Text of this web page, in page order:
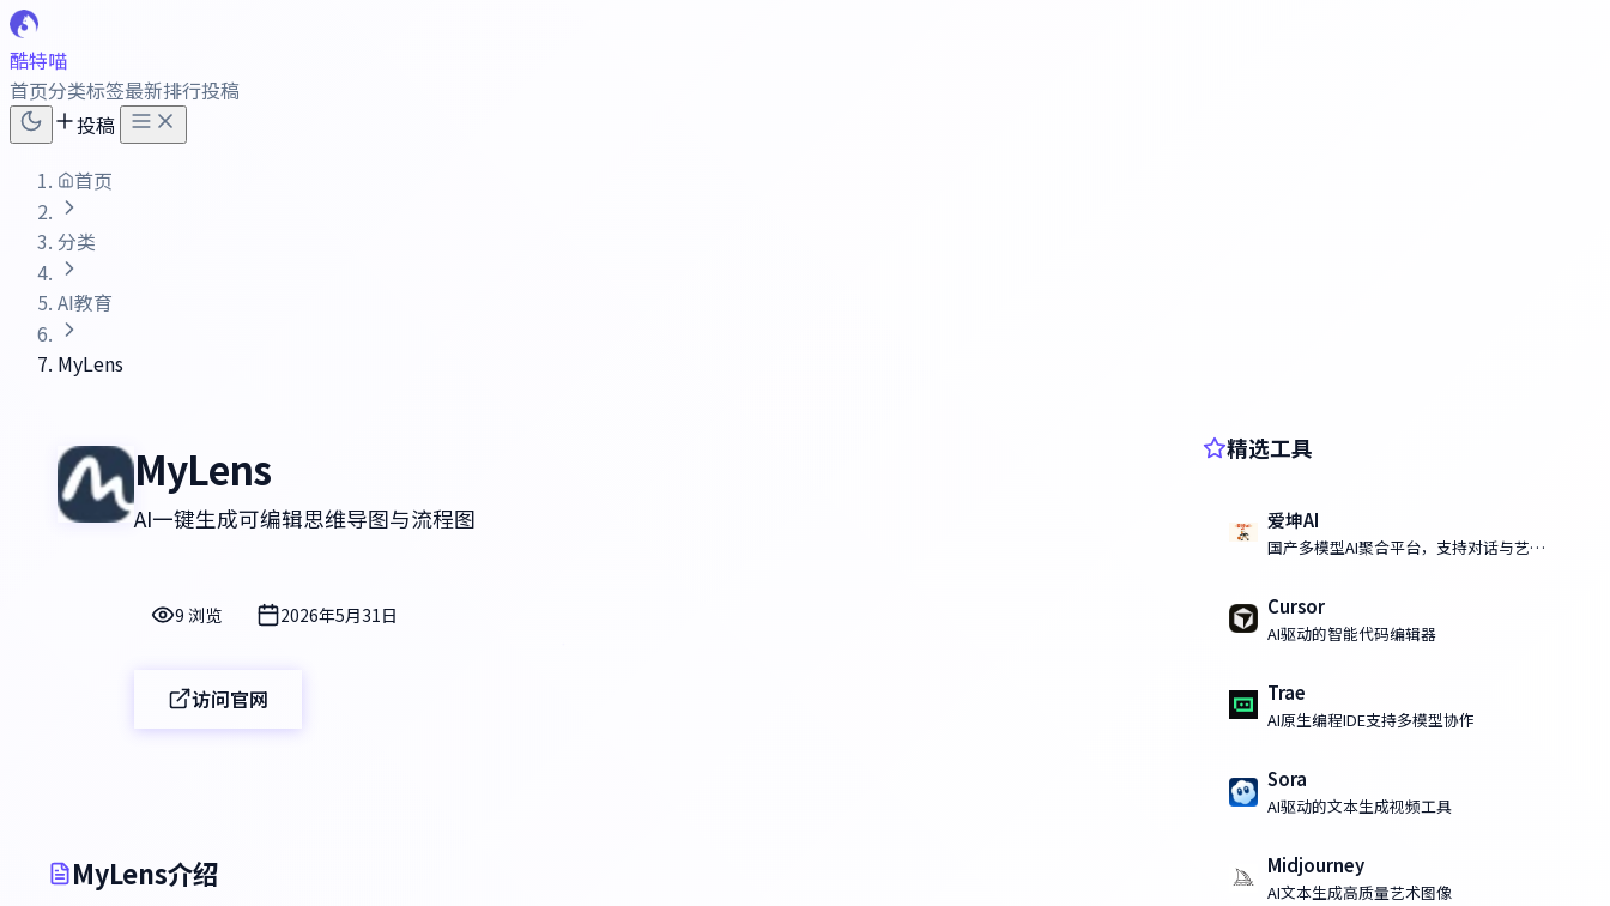
酷特喵
首页分类标签最新排行投稿
投稿
首页
分类
AI教育
MyLens
MyLens
AI一键生成可编辑思维导图与流程图
9 浏览 2026年5月31日
访问官网
MyLens介绍
精选工具
爱坤AI
国产多模型AI聚合平台，支持对话与艺术
Cursor
AI驱动的智能代码编辑器
Trae
AI原生编程IDE支持多模型协作
Sora
AI驱动的文本生成视频工具
Midjourney
AI文本生成高质量艺术图像